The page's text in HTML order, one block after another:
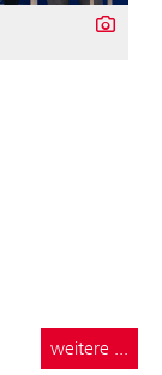
weitere ...